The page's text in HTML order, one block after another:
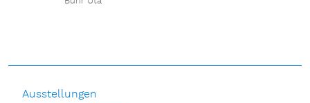
Ausstellungen